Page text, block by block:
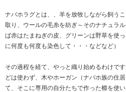
ナバホラグとは、、羊を放牧しながら飼う
取り、ウールの毛糸を紡ぎ～そのナチュラ
ば赤はたまねぎの皮、グリーンは野草を使
に何度も何度も染色して・・・などなど）
その過程を経て、やっと織り始めるわけで
どは使わず、木やホーガン（ナバホ族の住
て、そこに専用の自分たちで作った櫛を使